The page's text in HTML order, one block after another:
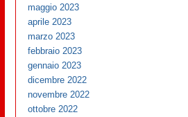
maggio 2023
aprile 2023
marzo 2023
febbraio 2023
gennaio 2023
dicembre 2022
novembre 2022
ottobre 2022